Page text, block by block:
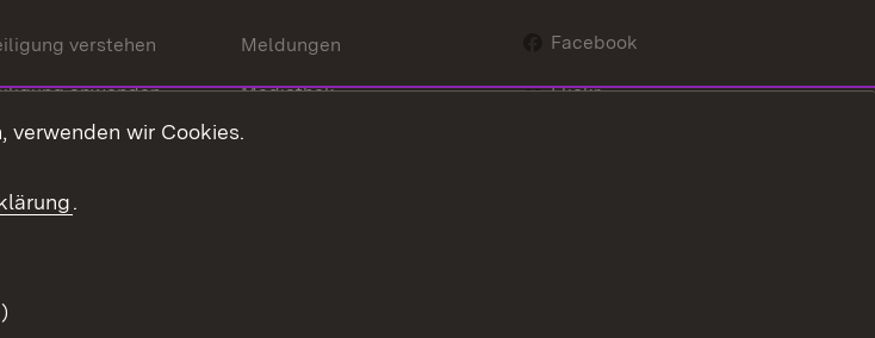
verstehen
anwenden
stärken
Meldungen
Mediathek
Publikationen
Facebook
Flickr
verwenden wir Cookies.
.